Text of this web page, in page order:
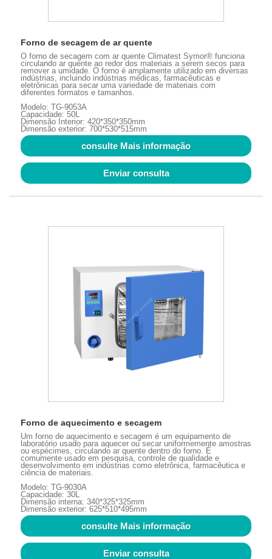
Forno de secagem de ar quente
O forno de secagem com ar quente Climatest Symor® funciona
circulando ar quente ao redor dos materiais a serem secos para
remover a umidade. O forno é amplamente utilizado em diversas
indústrias, incluindo indústrias médicas, farmacêuticas e
eletrônicas para secar uma variedade de materiais com
diferentes formatos e tamanhos.
Modelo: TG-9053A
Capacidade: 50L
Dimensão Interior: 420*350*350mm
Dimensão exterior: 700*530*515mm
consulte Mais informação
Enviar consulta
Forno de aquecimento e secagem
Um forno de aquecimento e secagem é um equipamento de
laboratório usado para aquecer ou secar uniformemente amostras
ou espécimes, circulando ar quente dentro do forno. É
comumente usado em pesquisa, controle de qualidade e
desenvolvimento em indústrias como eletrônica, farmacêutica e
ciência de materiais.
Modelo: TG-9030A
Capacidade: 30L
Dimensão interna: 340*325*325mm
Dimensão exterior: 625*510*495mm
consulte Mais informação
Enviar consulta